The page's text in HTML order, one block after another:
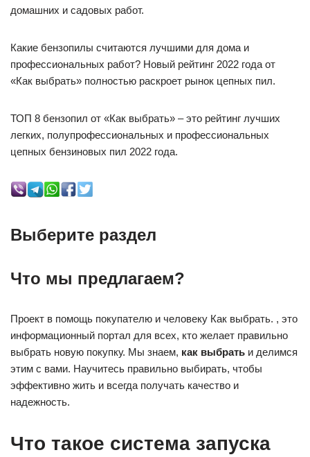
домашних и садовых работ.
Какие бензопилы считаются лучшими для дома и
профессиональных работ? Новый рейтинг 2022 года от
«Как выбрать» полностью раскроет рынок цепных пил.
ТОП 8 бензопил от «Как выбрать» – это рейтинг лучших
легких, полупрофессиональных и профессиональных
цепных бензиновых пил 2022 года.
Выберите раздел
Что мы предлагаем?
Проект в помощь покупателю и человеку Как выбрать. , это
информационный портал для всех, кто желает правильно
выбрать новую покупку. Мы знаем, как выбрать и делимся
этим с вами. Научитесь правильно выбирать, чтобы
эффективно жить и всегда получать качество и
надежность.
Что такое система запуска